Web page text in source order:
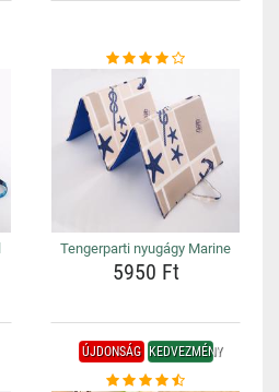
Tengerparti nyugágy Marine
5950 Ft
ÚJDONSÁG KEDVEZMÉNY